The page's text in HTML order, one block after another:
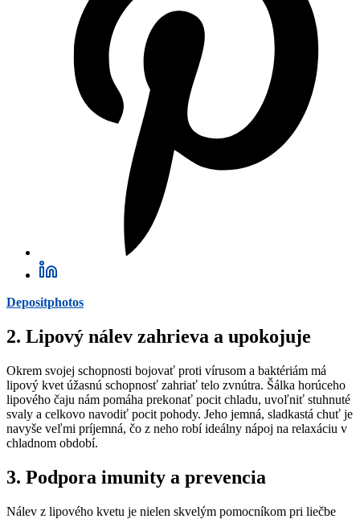
Depositphotos
2. Lipový nálev zahrieva a upokojuje
Okrem svojej schopnosti bojovať proti vírusom a baktériám má
lipový kvet úžasnú schopnosť zahriať telo zvnútra. Šálka horúceho
lipového čaju nám pomáha prekonať pocit chladu, uvoľniť stuhnuté
svaly a celkovo navodiť pocit pohody. Jeho jemná, sladkastá chuť je
navyše veľmi príjemná, čo z neho robí ideálny nápoj na relaxáciu v
chladnom období.
3. Podpora imunity a prevencia
Nálev z lipového kvetu je nielen skvelým pomocníkom pri liečbe